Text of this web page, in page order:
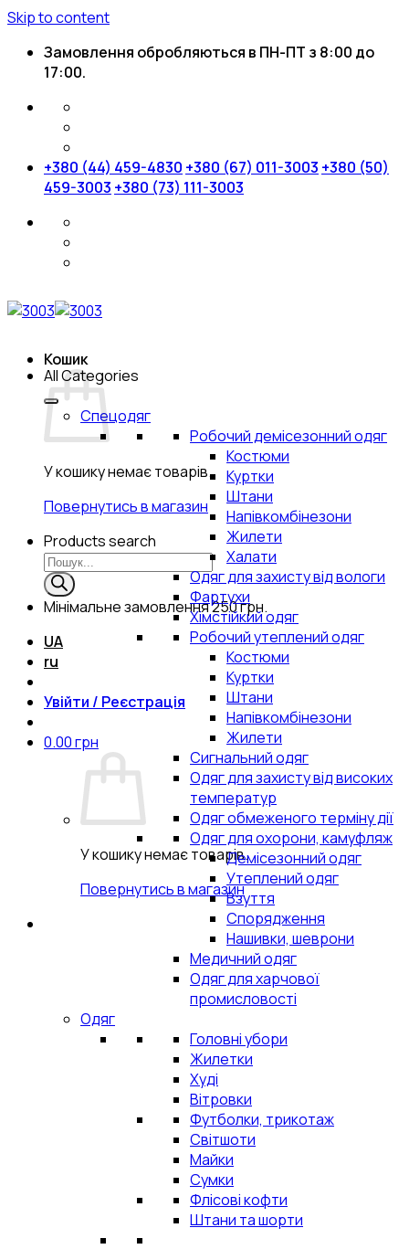
Skip to content
Замовлення обробляються в ПН-ПТ з 8:00 до
17:00.
+380 (44) 459-4830 +380 (67) 011-3003 +380 (50)
459-3003 +380 (73) 111-3003
Кошик
У кошику немає товарів.
Повернутись в магазин
Products search
Мінімальне замовлення250 грн.
UA
ru
Увійти / Реєстрація
0.00грн
У кошику немає товарів.
Повернутись в магазин
All Categories
Спецодяг
Робочий демісезонний одяг
Костюми
Куртки
Штани
Напівкомбінезони
Жилети
Халати
Одяг для захисту від вологи
Фартухи
Хімстійкий одяг
Робочий утеплений одяг
Костюми
Куртки
Штани
Напівкомбінезони
Жилети
Сигнальний одяг
Одяг для захисту від високих
температур
Одяг обмеженого терміну дії
Одяг для охорони, камуфляж
Демісезонний одяг
Утеплений одяг
Взуття
Спорядження
Нашивки, шеврони
Медичний одяг
Одяг для харчової
промисловості
Одяг
Головні убори
Жилетки
Худі
Вітровки
Футболки, трикотаж
Світшоти
Майки
Сумки
Флісові кофти
Штани та шорти